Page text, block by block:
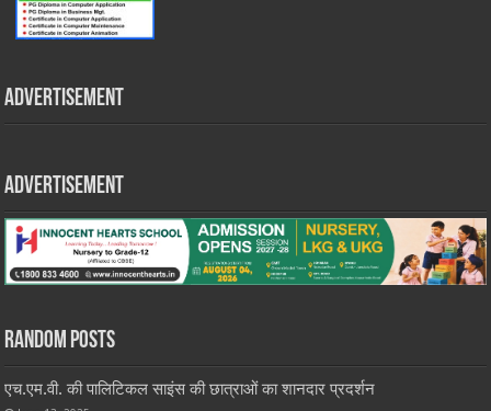
Advertisement
Advertisement
Random Posts
एच.एम.वी. की पालिटिकल साइंस की छात्राओं का शानदार प्रदर्शन